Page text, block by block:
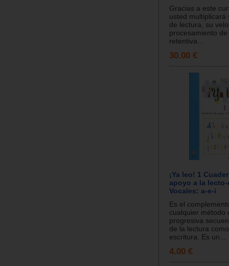
Gracias a este
usted multiplicará
de lectura, su
procesamiento
retentiva...
30.00 €
¡Ya leo! 1
apoyo a la
Vocales: a-e-i
Es el
cualquier método
progresiva
de la lectura
escritura. Es un...
4.00 €